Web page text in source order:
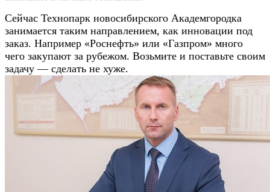
Сейчас Технопарк новосибирского Академгородка
занимается таким направлением, как инновации под
заказ. Например «Роснефть» или «Газпром» много
чего закупают за рубежом. Возьмите и поставьте своим
задачу — сделать не хуже.